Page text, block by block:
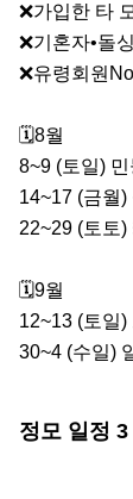
❌가입한 타
❌기혼자•돌
❌유령회원
🗓️8월
8~9 (토일)
14~17 (금월
22~29 (토
🗓️9월
12~13 (토일
30~4 (수일)
정모 일정 3